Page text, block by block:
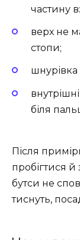
частину
верх не
стопи;
шнурівка
біля
Після
пробігтися й
бутси не
тиснуть,